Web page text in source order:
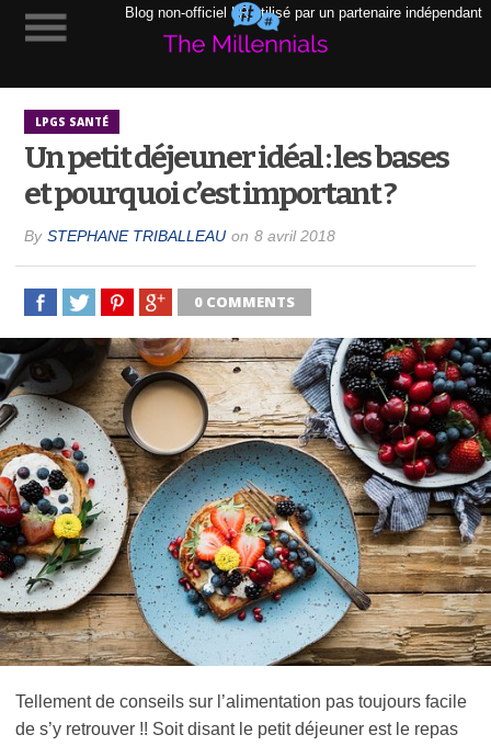
Blog non-officiel LR utilisé par un partenaire indépendant
LPGS SANTÉ
Un petit déjeuner idéal : les bases
et pourquoi c’est important ?
By STEPHANE TRIBALLEAU on 8 avril 2018
0 COMMENTS
Tellement de conseils sur l’alimentation pas toujours facile
de s’y retrouver !! Soit disant le petit déjeuner est le repas